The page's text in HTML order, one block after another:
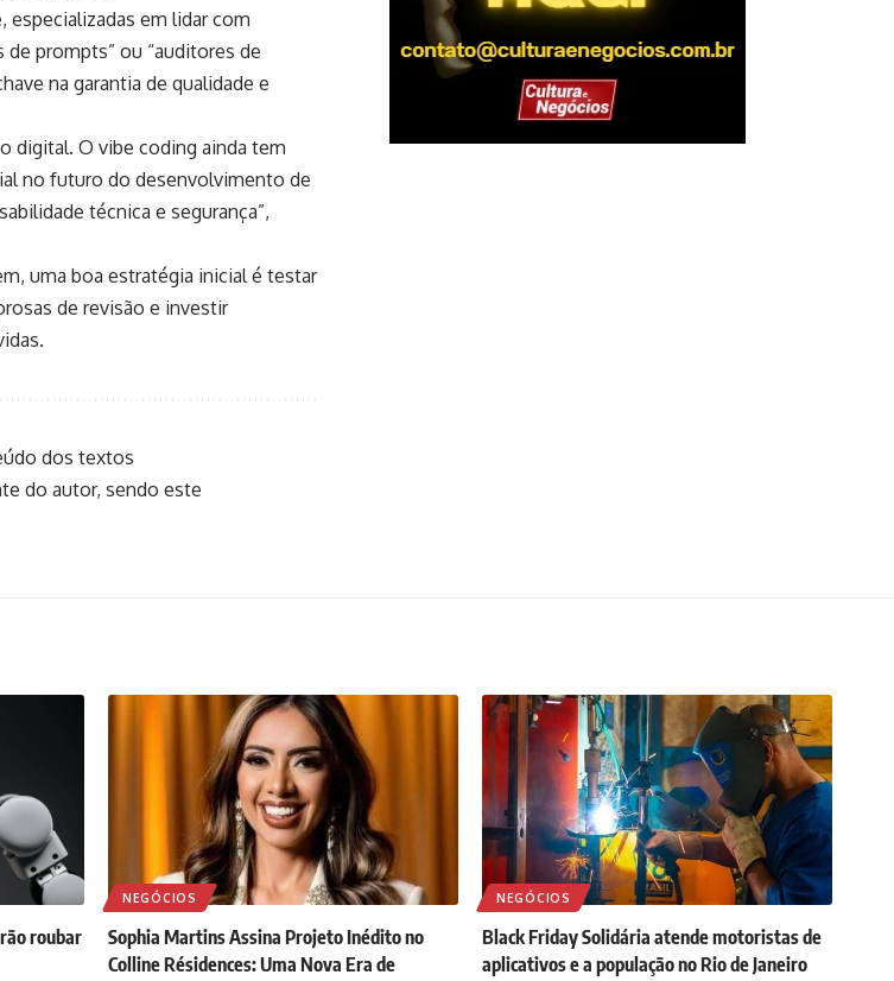
especializadas em lidar com
prompts” ou “auditores de
na garantia de qualidade e
digital. O vibe coding ainda tem
no futuro do desenvolvimento de
técnica e segurança”,
uma boa estratégia inicial é testar
de revisão e investir
dos textos
do autor, sendo este
roubar
NEGÓCIOS
Sophia Martins Assina Projeto Inédito no
Colline Résidences: Uma Nova Era de
NEGÓCIOS
Black Friday Solidária atende motoristas de
aplicativos e a população no Rio de Janeiro